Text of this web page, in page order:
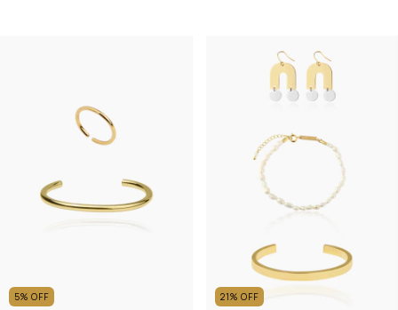
5% OFF 21% OFF